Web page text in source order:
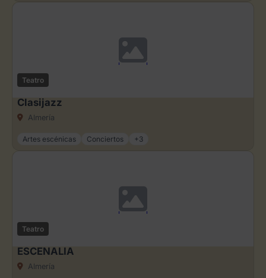
Teatro
Clasijazz
Almería
Artes escénicas Conciertos +3
Teatro
ESCENALIA
Almería